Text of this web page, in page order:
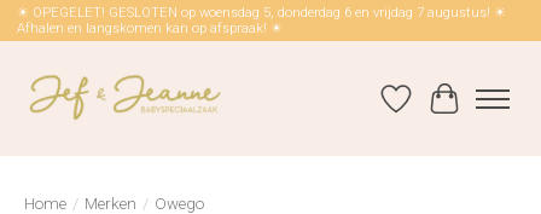
☀ OPEGELET! GESLOTEN op woensdag 5, donderdag 6 en vrijdag 7 augustus! ☀
Afhalen en langskomen kan op afspraak! ☀
Verlanglijst
Home / Merken / Owego